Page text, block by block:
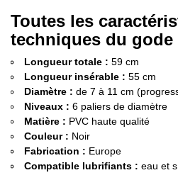
Toutes les
techniques du gode
Longueur totale : 59 cm
Longueur insérable : 55 cm
Diamètre : de 7 à 11 cm
Niveaux : 6 paliers de diamètre
Matière : PVC haute qualité
Couleur : Noir
Fabrication : Europe
Compatible lubrifiants : eau et